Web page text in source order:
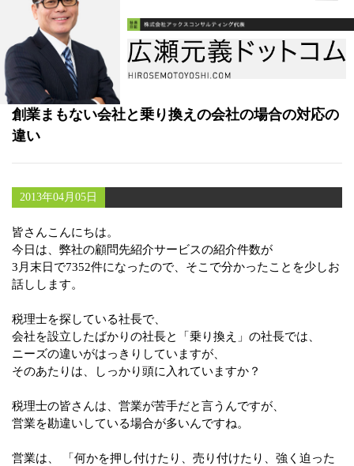
書籍
メールマガジン（無料）
講演・取材依頼
セミナー
創業まもない会社と乗り換えの会社の場合の対応の
違い
2013年04月05日
皆さんこんにちは。
今日は、弊社の顧問先紹介サービスの紹介件数が
3月末日で7352件になったので、そこで分かったことを少しお
話しします。
税理士を探している社長で、
会社を設立したばかりの社長と「乗り換え」の社長では、
ニーズの違いがはっきりしていますが、
そのあたりは、しっかり頭に入れていますか？
税理士の皆さんは、営業が苦手だと言うんですが、
営業を勘違いしている場合が多いんですね。
営業は、 「何かを押し付けたり、売り付けたり、強く迫った